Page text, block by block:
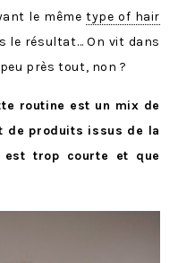
le mêmetype of hair
le résultat… On vit dans
près tout, non ?
routine est un mix de
de produits issus de la
est trop courte et que